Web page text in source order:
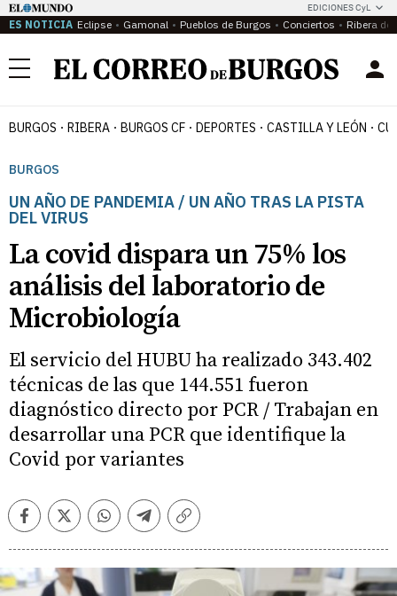
EDICIONES CyL
ES NOTICIA Eclipse Gamonal Pueblos de Burgos Conciertos Ribera del
Menú
BURGOS RIBERA BURGOS CF DEPORTES CASTILLA Y LEÓN
BURGOS
UN AÑO DE PANDEMIA / UN AÑO TRAS LA PISTA
DEL VIRUS
La covid dispara un 75% los
análisis del laboratorio de
Microbiología
El servicio del HUBU ha realizado 343.402
técnicas de las que 144.551 fueron
diagnóstico directo por PCR / Trabajan en
desarrollar una PCR que identifique la
Covid por variantes
FacebookTwitterWhatsappTelegramCopiar